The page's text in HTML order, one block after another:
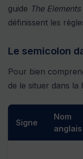
guide The
définissent les
Le semicolon
Pour bien
de le situer dans la
Signe
Nom
anglais